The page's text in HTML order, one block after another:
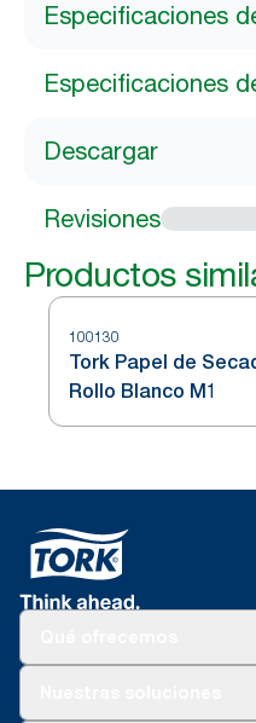
Especificaciones
Especificaciones
Descargar
Revisiones
Productos
100130
Tork Papel de
Rollo Blanco M1